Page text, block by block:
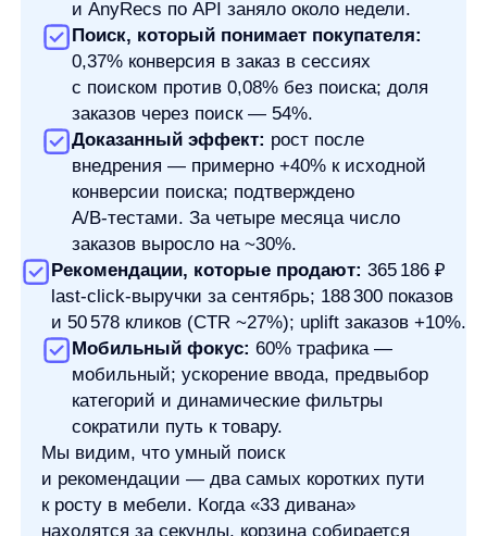
Продукты
anyQuery
anyRecs
anyReviews
anyImages
Материалы
Блог
Документация
по интеграции
Сведения
any-hello@tbank.ru
support@diginetica.com
+7 (985) 674-48-98
Вакансии
Документы
Реквизиты
Лицензионный договор-оферта
Политика обработки персональных данных
Согласие на обработку персональных данных
Рекомендательные алгоритмы
Деятельность в области ИТ
Согласие на получение рекламных и информационных
Руководство пользователя
Функциональные характеристики программного обеспечения
ПО распространяется в виде интернет-сервиса, специальные действия по